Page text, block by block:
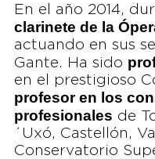
En el año 2014,
clarinete de la
actuando en sus
Gante. Ha sido
en el prestigioso
profesor en los
profesionales de
´Uxó, Castellón,
Conservatorio